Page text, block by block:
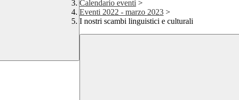
Calendario eventi >
Eventi 2022 - marzo 2023 >
I nostri scambi linguistici e culturali